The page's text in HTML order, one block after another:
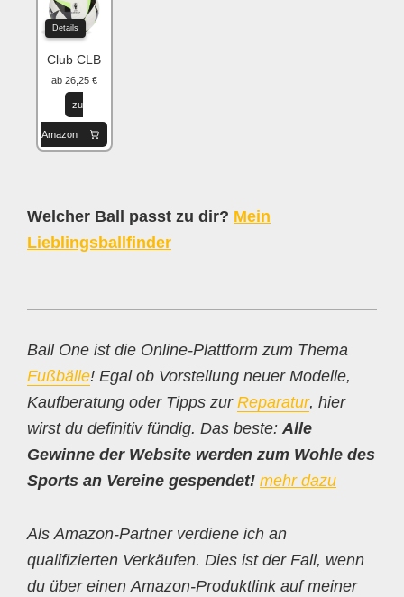
Details
Club CLB
ab 26,25 €
zu
Amazon
Welcher Ball passt zu dir? Mein
Lieblingsballfinder
Ball One ist die Online-Plattform zum Thema
Fußbälle! Egal ob Vorstellung neuer Modelle,
Kaufberatung oder Tipps zur Reparatur, hier
wirst du definitiv fündig. Das beste: Alle
Gewinne der Website werden zum Wohle des
Sports an Vereine gespendet! mehr dazu
Als Amazon-Partner verdiene ich an
qualifizierten Verkäufen. Dies ist der Fall, wenn
du über einen Amazon-Produktlink auf meiner